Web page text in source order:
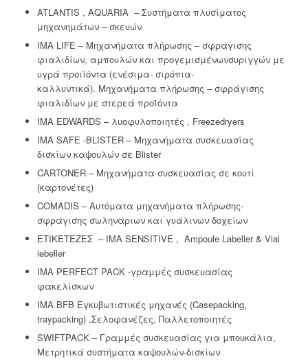
ATLANTIS , AQUARIA – Συστήματα πλυσίματος
μηχανημάτων – σκευών
IMA LIFE – Μηχανήματα πλήρωσης – σφράγισης
φιαλιδίων, αμπουλών και προγεμισμένωνσυριγγών με
υγρά προιϊόντα (ενέσιμα- σιρόπια-
καλλυντικά). Μηχανήματα πλήρωσης – σφράγισης
φιαλιδίων με στερεά προϊόντα
IMA EDWARDS – λυοφυλοποιητές , Freezedryers
IMA SAFE -BLISTER – Μηχανήματα συσκευασίας
δισκίων καψουλών σε Blister
CARTONER – Μηχανήματα συσκευασίας σε κουτί
(καρτονέτες)
COMADIS – Αυτόματα μηχανήματα πλήρωσης-
σφράγισης σωληνάριων και γυάλινων δοχείων
ΕΤΙΚΕΤΕΖΕΣ – IMA SENSITIVE , Ampoule Labeller & Vial
lebeller
IMA PERFECT PACK -γραμμές συσκευασίας
φακελίσκων
IMA BFB Εγκυβωτιστικές μηχανές (Casepacking,
traypacking) ,Σελοφανέζες, Παλλετοποιητές
SWIFTPACK – Γραμμές συσκευασίας για μπουκάλια,
Μετρητικά συστήματα καψουλών-δισκίων